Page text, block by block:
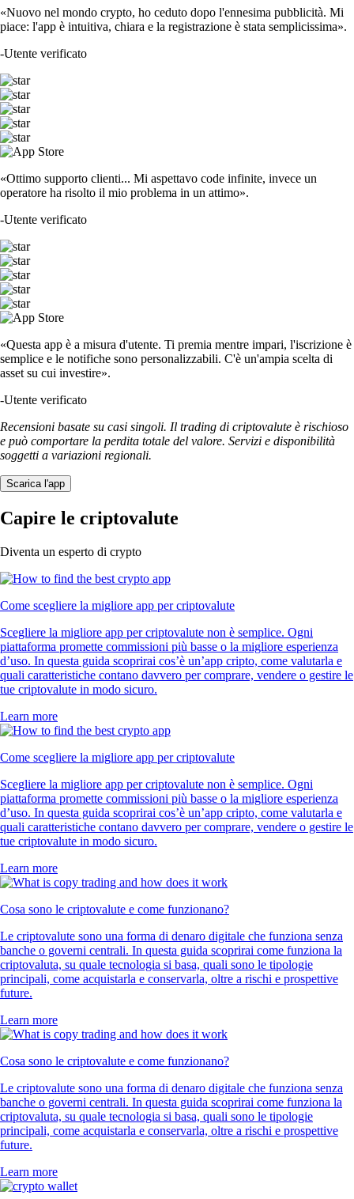
«Nuovo nel mondo crypto, ho ceduto dopo l'ennesima pubblicità. Mi
piace: l'app è intuitiva, chiara e la registrazione è stata semplicissima».
-Utente verificato
«Ottimo supporto clienti... Mi aspettavo code infinite, invece un
operatore ha risolto il mio problema in un attimo».
-Utente verificato
«Questa app è a misura d'utente. Ti premia mentre impari, l'iscrizione è
semplice e le notifiche sono personalizzabili. C'è un'ampia scelta di
asset su cui investire».
-Utente verificato
Recensioni basate su casi singoli. Il trading di criptovalute è rischioso
e può comportare la perdita totale del valore. Servizi e disponibilità
soggetti a variazioni regionali.
Scarica l'app
Capire le criptovalute
Diventa un esperto di crypto
Come scegliere la migliore app per criptovalute
Scegliere la migliore app per criptovalute non è semplice. Ogni
piattaforma promette commissioni più basse o la migliore esperienza
d’uso. In questa guida scoprirai cos’è un’app cripto, come valutarla e
quali caratteristiche contano davvero per comprare, vendere o gestire le
tue criptovalute in modo sicuro.
Learn more
Come scegliere la migliore app per criptovalute
Scegliere la migliore app per criptovalute non è semplice. Ogni
piattaforma promette commissioni più basse o la migliore esperienza
d’uso. In questa guida scoprirai cos’è un’app cripto, come valutarla e
quali caratteristiche contano davvero per comprare, vendere o gestire le
tue criptovalute in modo sicuro.
Learn more
Cosa sono le criptovalute e come funzionano?
Le criptovalute sono una forma di denaro digitale che funziona senza
banche o governi centrali. In questa guida scoprirai come funziona la
criptovaluta, su quale tecnologia si basa, quali sono le tipologie
principali, come acquistarla e conservarla, oltre a rischi e prospettive
future.
Learn more
Cosa sono le criptovalute e come funzionano?
Le criptovalute sono una forma di denaro digitale che funziona senza
banche o governi centrali. In questa guida scoprirai come funziona la
criptovaluta, su quale tecnologia si basa, quali sono le tipologie
principali, come acquistarla e conservarla, oltre a rischi e prospettive
future.
Learn more